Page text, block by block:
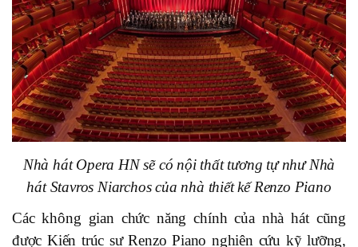
Nhà hát Opera HN sẽ có nội thất tương tự như Nhà
hát Stavros Niarchos của nhà thiết kế Renzo Piano
Các không gian chức năng chính của nhà hát cũng
được Kiến trúc sư Renzo Piano nghiên cứu kỹ lưỡng,